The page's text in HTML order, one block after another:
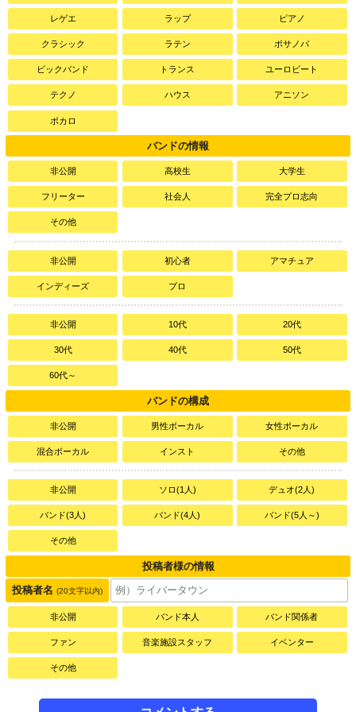
レゲエ ラップ ピアノ
クラシック ラテン ボサノバ
ビックバンド トランス ユーロビート
テクノ ハウス アニソン
ボカロ
バンドの情報
非公開 高校生 大学生
フリーター 社会人 完全プロ志向
その他
非公開 初心者 アマチュア
インディーズ プロ
非公開 10代 20代
30代 40代 50代
60代～
バンドの構成
非公開 男性ボーカル 女性ボーカル
混合ボーカル インスト その他
非公開 ソロ(1人) デュオ(2人)
バンド(3人) バンド(4人) バンド(5人～)
その他
投稿者様の情報
投稿者名 (20文字以内)
非公開 バンド本人 バンド関係者
ファン 音楽施設スタッフ イベンター
その他